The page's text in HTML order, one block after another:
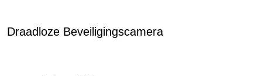
Draadloze Beveiligingscamera